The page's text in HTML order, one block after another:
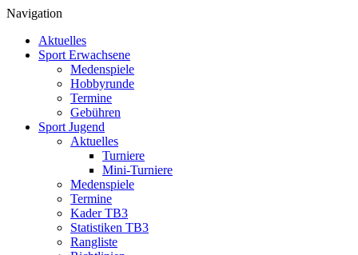
Skip
content
Navigation
Aktuelles
Sport Erwachsene
Medenspiele
Hobbyrunde
Termine
Gebühren
Sport Jugend
Aktuelles
Turniere
Mini-Turniere
Medenspiele
Termine
Kader TB3
Statistiken TB3
Rangliste